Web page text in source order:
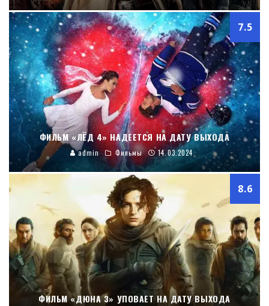
7.5
ФИЛЬМ «ЛЁД 4» НАДЕЕТСЯ НА ДАТУ ВЫХОДА
admin Фильмы 14.03.2024
8.6
ФИЛЬМ «ДЮНА 3» УПОВАЕТ НА ДАТУ ВЫХОДА